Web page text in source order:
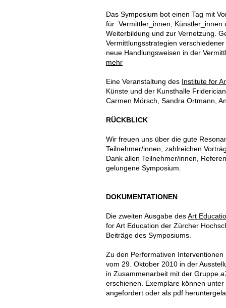
Das Symposium bot einen Tag mit
für Vermittler_innen, Künstler_innen
Weiterbildung und zur Vernetzung.
Vermittlungsstrategien
neue Handlungsweisen in der
mehr
Eine Veranstaltung des Institute for
Künste und der Kunsthalle
Carmen Mörsch, Sandra Ortmann,
RÜCKBLICK
Wir freuen uns über die gute
Teilnehmer/innen, zahlreichen
Dank allen Teilnehmer/innen,
gelungene Symposium.
DOKUMENTATIONEN
Die zweiten Ausgabe des Art
for Art Education der Zürcher
Beiträge des Symposiums.
Zu den Performativen
vom 29. Oktober 2010 in der
in Zusammenarbeit mit der Gruppe
erschienen. Exemplare können unter
angefordert oder als pdf